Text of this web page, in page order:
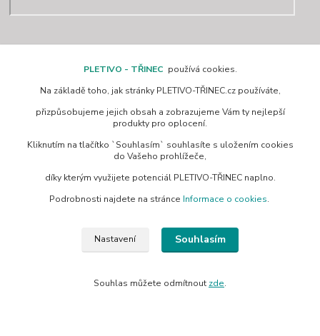
Raszka Petr
+420 725 944 049
pletivotrinec@seznam.cz
PLETIVO - TŘINEC používá cookies.
Na základě toho, jak stránky PLETIVO-TŘINEC.cz používáte,
přizpůsobujeme jejich obsah a zobrazujeme Vám ty nejlepší
produkty pro oplocení.
Kliknutím na tlačítko `Souhlasím` souhlasíte s uložením cookies
do Vašeho prohlížeče,
díky kterým využijete potenciál PLETIVO-TŘINEC naplno.
Podrobnosti najdete na stránce Informace o cookies.
Nastavení Souhlasím
Souhlas můžete odmítnout zde.